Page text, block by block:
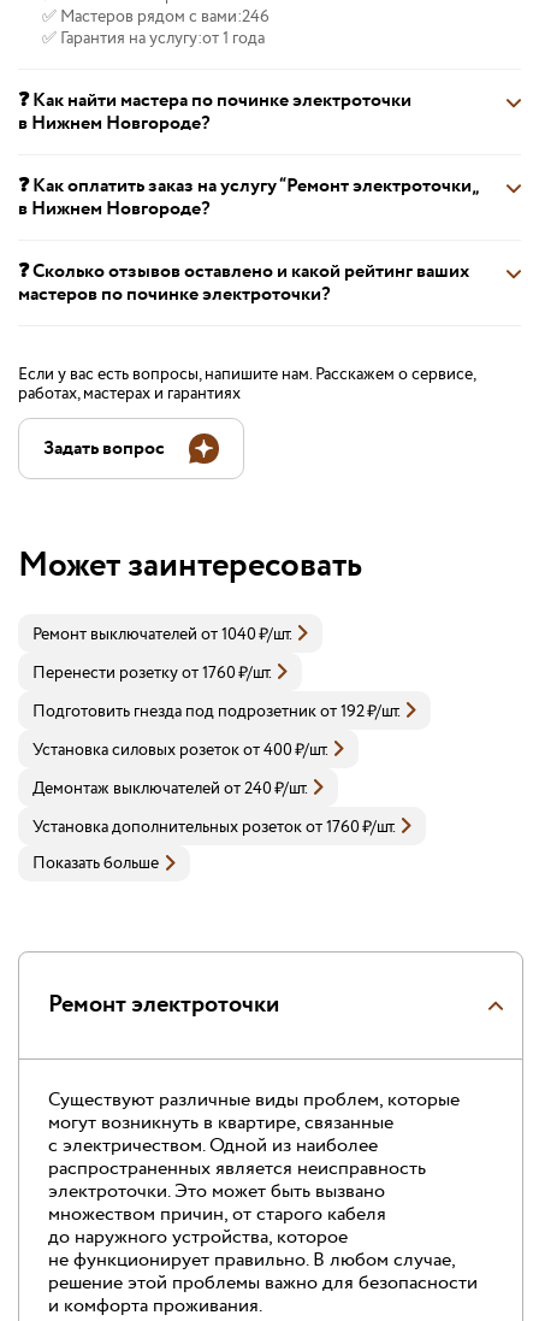
✅ Мастеров рядом с вами:246
✅ Гарантия на услугу:от 1 года
❓ Как найти мастера по починке электроточки
в Нижнем Новгороде?
❓ Как оплатить заказ на услугу “Ремонт электроточки„
в Нижнем Новгороде?
❓ Сколько отзывов оставлено и какой рейтинг ваших
мастеров по починке электроточки?
Если у вас есть вопросы, напишите нам. Расскажем о сервисе,
работах, мастерах и гарантиях
Задать вопрос
Может заинтересовать
Ремонт выключателей от1040₽/шт.
Перенести розеткуот1760₽/шт.
Подготовить гнезда под подрозетникот192₽/шт.
Установка силовых розетокот400₽/шт.
Демонтаж выключателей от240₽/шт.
Установка дополнительных розетокот1760₽/шт.
Показать больше
Ремонт электроточки
Существуют различные виды проблем, которые
могут возникнуть в квартире, связанные
с электричеством. Одной из наиболее
распространенных является неисправность
электроточки. Это может быть вызвано
множеством причин, от старого кабеля
до наружного устройства, которое
не функционирует правильно. В любом случае,
решение этой проблемы важно для безопасности
и комфорта проживания.